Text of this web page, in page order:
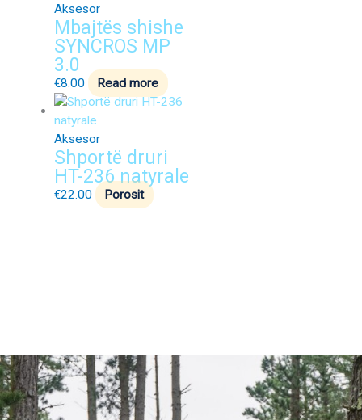
Aksesor
Mbajtës shishe
SYNCROS MP
3.0
€8.00 Read more
Aksesor
Shportë druri
HT-236 natyrale
€22.00 Porosit